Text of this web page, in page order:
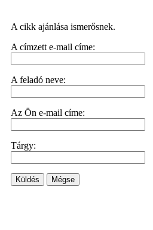
A cikk ajánlása ismerősnek.
A címzett e-mail címe:
A feladó neve:
Az Ön e-mail címe:
Tárgy:
Küldés Mégse